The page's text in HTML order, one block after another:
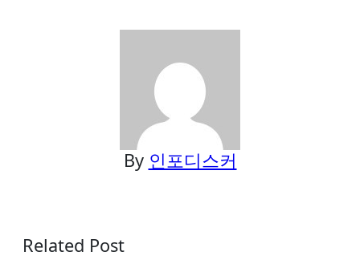
By 인포디스커
Related Post